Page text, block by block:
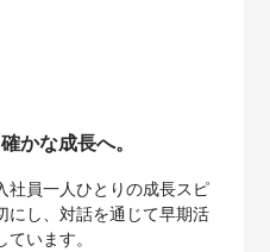
かな成長へ。
社員一人ひとりの成長スピ
にし、対話を通じて早期活
います。